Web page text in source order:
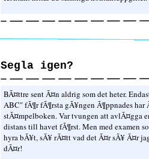
Segla igen?
BÃ¤ttre sent Ã¤n aldrig som det heter.
ABC" fÃ¶r fÃ¶rsta gÃ¥ngen Ã¶ppnades
stÃ¤mpelboken. Var tvungen att avlÃ¤gga
distans till havet fÃ¶rst. Men med examen
hyra bÃ¥t, sÃ¥ rÃ¤tt vad det Ã¤r sÃ¥ Ã¤r
dÃ¤r!